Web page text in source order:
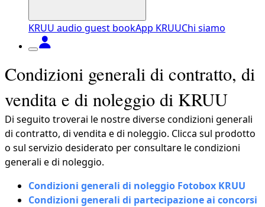
KRUU audio guest bookApp KRUUChi siamo
Condizioni generali di contratto, di
vendita e di noleggio di KRUU
Di seguito troverai le nostre diverse condizioni generali
di contratto, di vendita e di noleggio. Clicca sul prodotto
o sul servizio desiderato per consultare le condizioni
generali e di noleggio.
Condizioni generali di noleggio Fotobox KRUU
Condizioni generali di partecipazione ai concorsi